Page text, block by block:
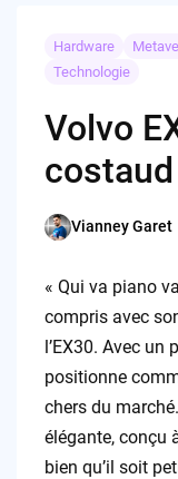
Hardware
Technologie
Volvo
Posted
Vianney Garet
« Qui va piano
compris avec
l’EX30. Avec un
positionne
chers du
élégante, conçu
bien qu’il soit